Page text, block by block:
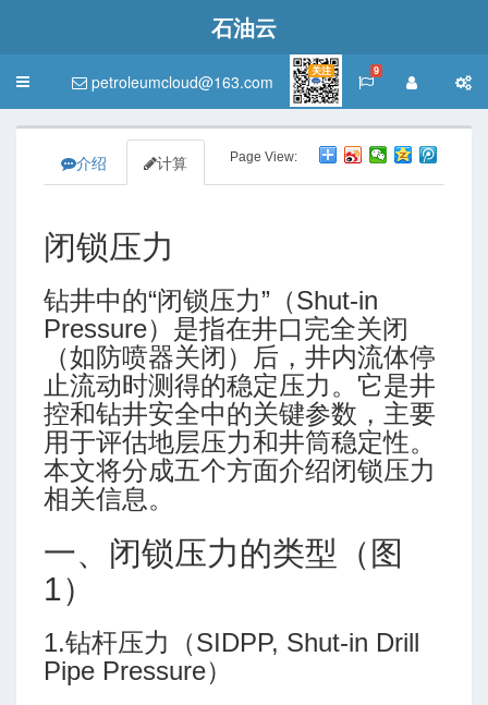
石油云
Toggle
petroleumcloud@163.com
关注 9
介绍 计算 Page View:
闭锁压力
钻井中的“闭锁压力”（Shut-in
Pressure）是指在井口完全关闭
（如防喷器关闭）后，井内流体停
止流动时测得的稳定压力。它是井
控和钻井安全中的关键参数，主要
用于评估地层压力和井筒稳定性。
本文将分成五个方面介绍闭锁压力
相关信息。
一、闭锁压力的类型（图
1）
1.钻杆压力（SIDPP, Shut-in Drill
Pipe Pressure）